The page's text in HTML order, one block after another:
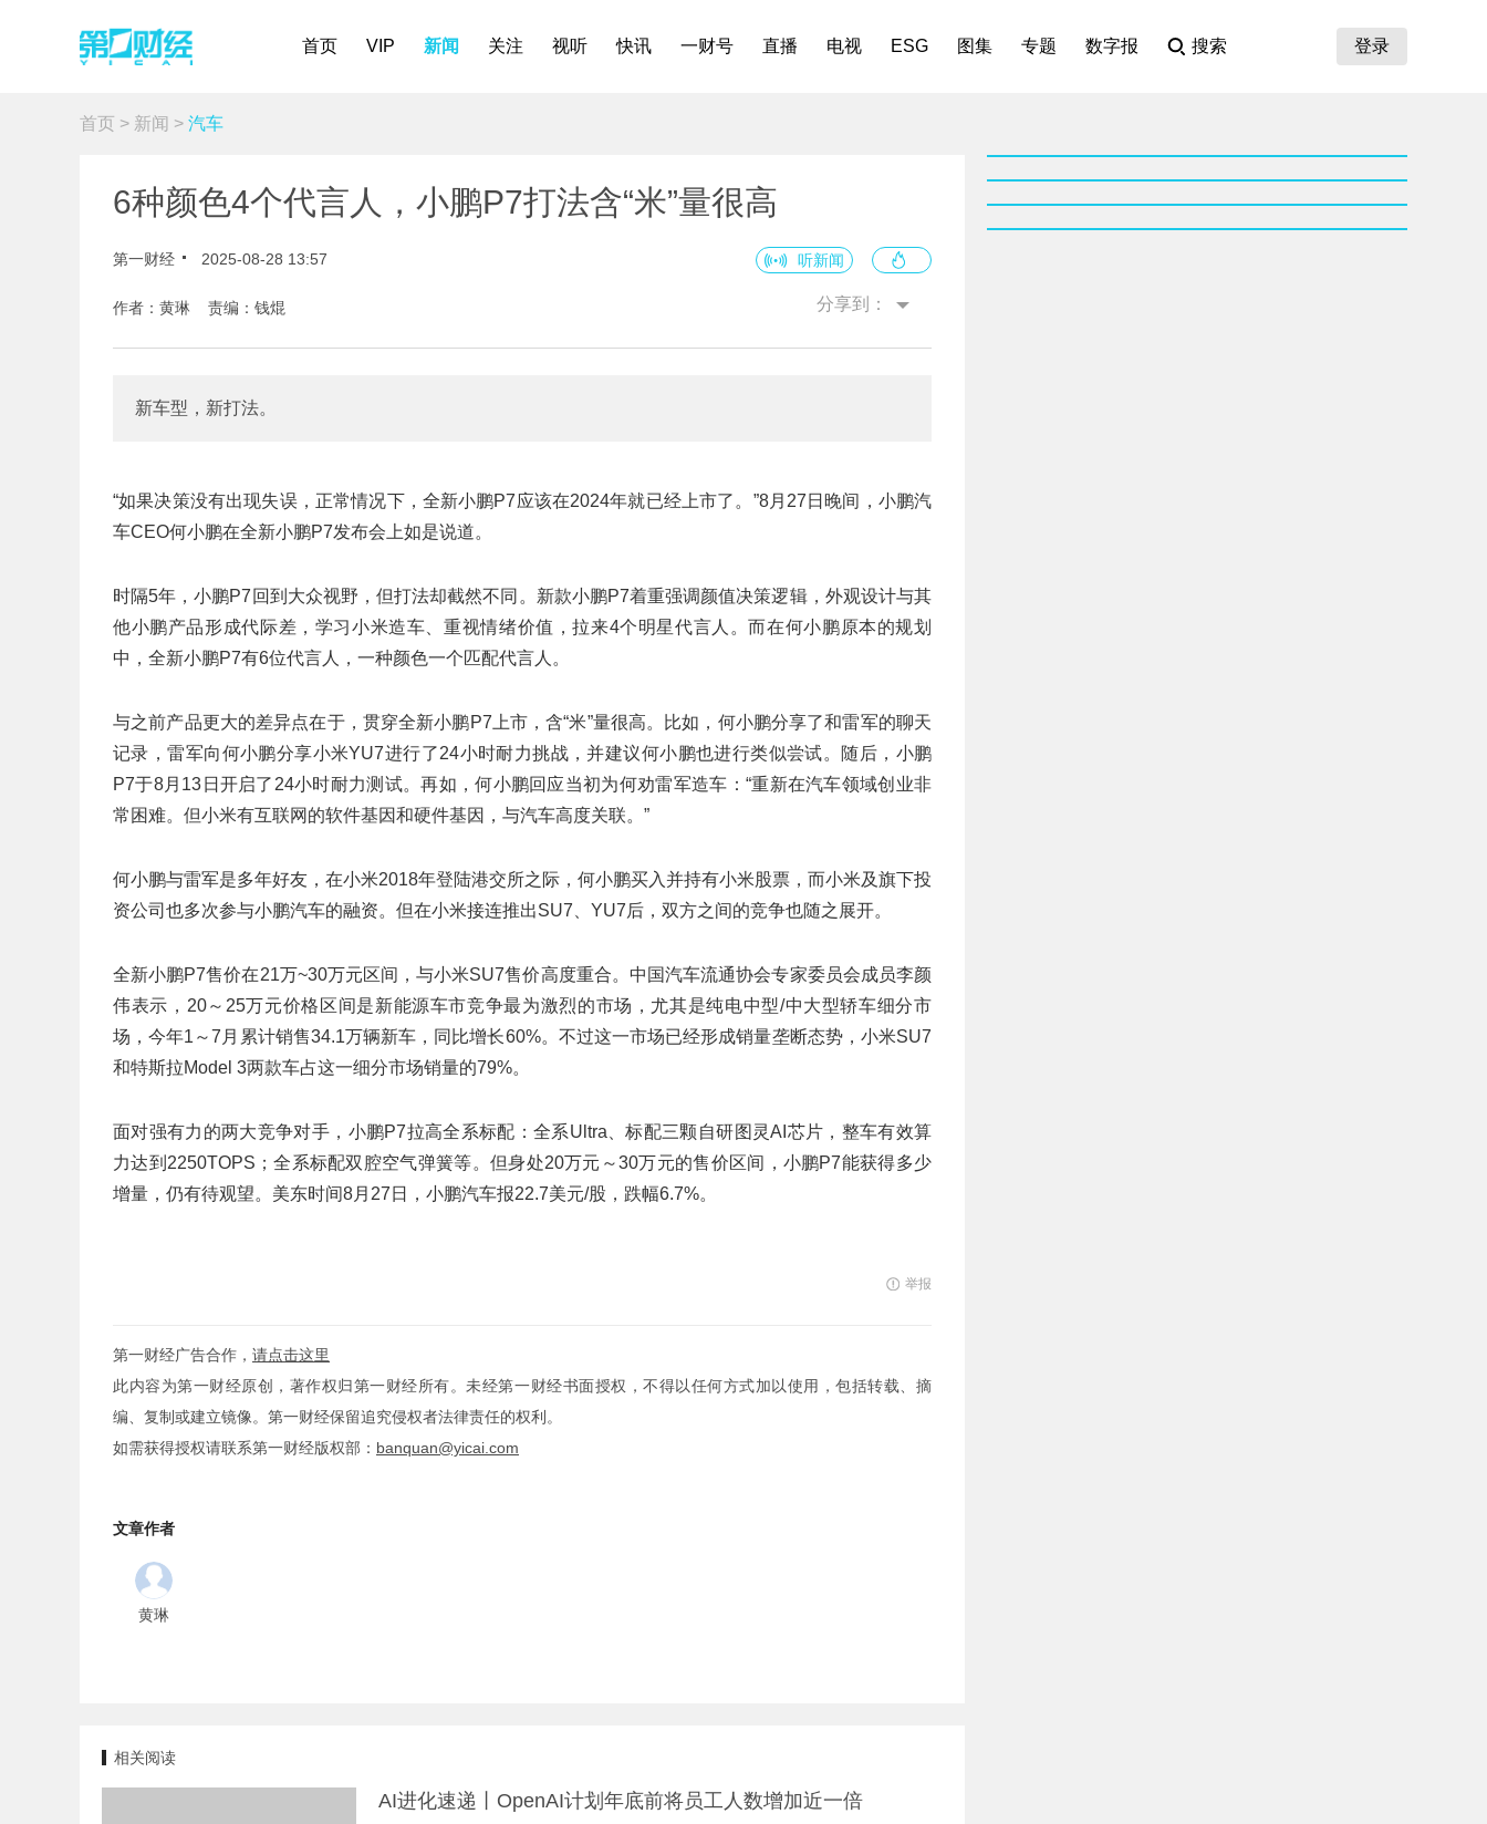
首页 VIP 新闻 关注 视听 快讯 一财号 直播 电视 ESG 图集 专题 数字报 搜索 登录
首页 > 新闻 > 汽车
6种颜色4个代言人，小鹏P7打法含“米”量很高
第一财经 2025-08-28 13:57 听新闻
作者：黄琳 责编：钱焜 分享到：
新车型，新打法。
“如果决策没有出现失误，正常情况下，全新小鹏P7应该在2024年就已经上市了。”8月27日晚间，小鹏汽
车CEO何小鹏在全新小鹏P7发布会上如是说道。
时隔5年，小鹏P7回到大众视野，但打法却截然不同。新款小鹏P7着重强调颜值决策逻辑，外观设计与其
他小鹏产品形成代际差，学习小米造车、重视情绪价值，拉来4个明星代言人。而在何小鹏原本的规划
中，全新小鹏P7有6位代言人，一种颜色一个匹配代言人。
与之前产品更大的差异点在于，贯穿全新小鹏P7上市，含“米”量很高。比如，何小鹏分享了和雷军的聊天
记录，雷军向何小鹏分享小米YU7进行了24小时耐力挑战，并建议何小鹏也进行类似尝试。随后，小鹏
P7于8月13日开启了24小时耐力测试。再如，何小鹏回应当初为何劝雷军造车：“重新在汽车领域创业非
常困难。但小米有互联网的软件基因和硬件基因，与汽车高度关联。”
何小鹏与雷军是多年好友，在小米2018年登陆港交所之际，何小鹏买入并持有小米股票，而小米及旗下投
资公司也多次参与小鹏汽车的融资。但在小米接连推出SU7、YU7后，双方之间的竞争也随之展开。
全新小鹏P7售价在21万~30万元区间，与小米SU7售价高度重合。中国汽车流通协会专家委员会成员李颜
伟表示，20～25万元价格区间是新能源车市竞争最为激烈的市场，尤其是纯电中型/中大型轿车细分市
场，今年1～7月累计销售34.1万辆新车，同比增长60%。不过这一市场已经形成销量垄断态势，小米SU7
和特斯拉Model 3两款车占这一细分市场销量的79%。
面对强有力的两大竞争对手，小鹏P7拉高全系标配：全系Ultra、标配三颗自研图灵AI芯片，整车有效算
力达到2250TOPS；全系标配双腔空气弹簧等。但身处20万元～30万元的售价区间，小鹏P7能获得多少
增量，仍有待观望。美东时间8月27日，小鹏汽车报22.7美元/股，跌幅6.7%。
举报
第一财经广告合作， 请点击这里
此内容为第一财经原创，著作权归第一财经所有。未经第一财经书面授权，不得以任何方式加以使用，包括转载、摘
编、复制或建立镜像。第一财经保留追究侵权者法律责任的权利。
如需获得授权请联系第一财经版权部： banquan@yicai.com
文章作者
黄琳
相关阅读
AI进化速递丨OpenAI计划年底前将员工人数增加近一倍